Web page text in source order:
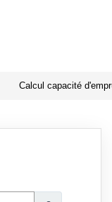
Calcul capacité